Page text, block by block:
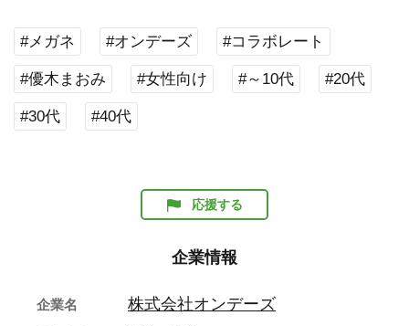
#メガネ #オンデーズ #コラボレート
#優木まおみ #女性向け #～10代 #20代
#30代 #40代
応援する
企業情報
企業名 株式会社オンデーズ